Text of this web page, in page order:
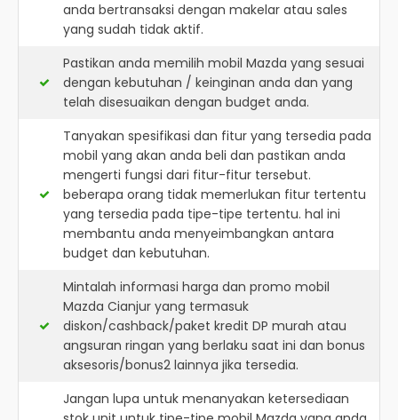
anda bertransaksi dengan makelar atau sales
yang sudah tidak aktif.
Pastikan anda memilih mobil Mazda yang sesuai
dengan kebutuhan / keinginan anda dan yang
telah disesuaikan dengan budget anda.
Tanyakan spesifikasi dan fitur yang tersedia pada
mobil yang akan anda beli dan pastikan anda
mengerti fungsi dari fitur-fitur tersebut.
beberapa orang tidak memerlukan fitur tertentu
yang tersedia pada tipe-tipe tertentu. hal ini
membantu anda menyeimbangkan antara
budget dan kebutuhan.
Mintalah informasi harga dan promo mobil
Mazda Cianjur yang termasuk
diskon/cashback/paket kredit DP murah atau
angsuran ringan yang berlaku saat ini dan bonus
aksesoris/bonus2 lainnya jika tersedia.
Jangan lupa untuk menanyakan ketersediaan